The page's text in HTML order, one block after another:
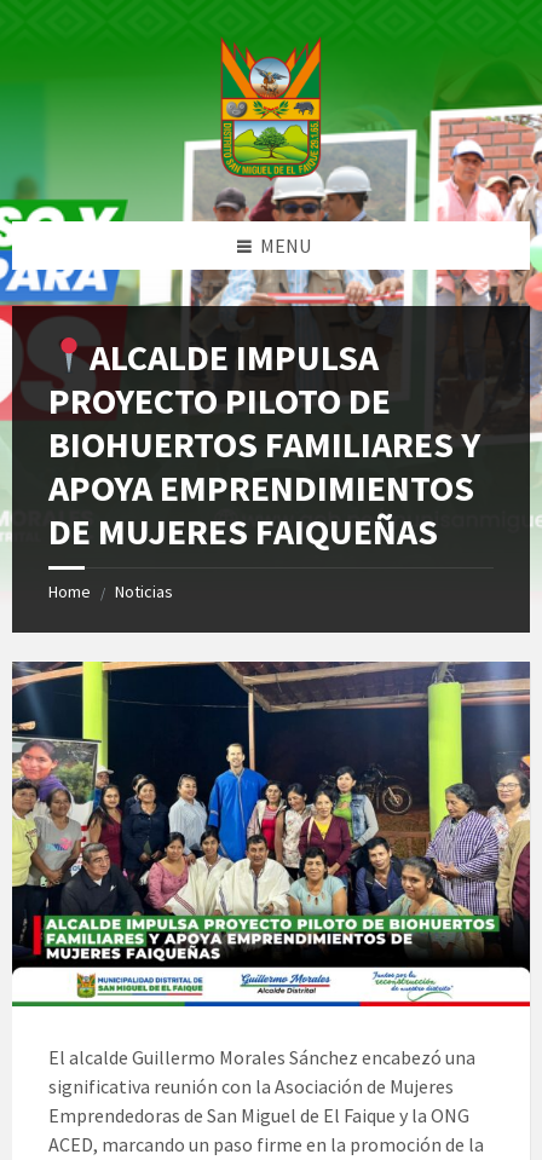
MENU
ALCALDE IMPULSA
PROYECTO PILOTO DE
BIOHUERTOS FAMILIARES Y
APOYA EMPRENDIMIENTOS
DE MUJERES FAIQUEÑAS
Home / Noticias
El alcalde Guillermo Morales Sánchez encabezó una
significativa reunión con la Asociación de Mujeres
Emprendedoras de San Miguel de El Faique y la ONG
ACED, marcando un paso firme en la promoción de la